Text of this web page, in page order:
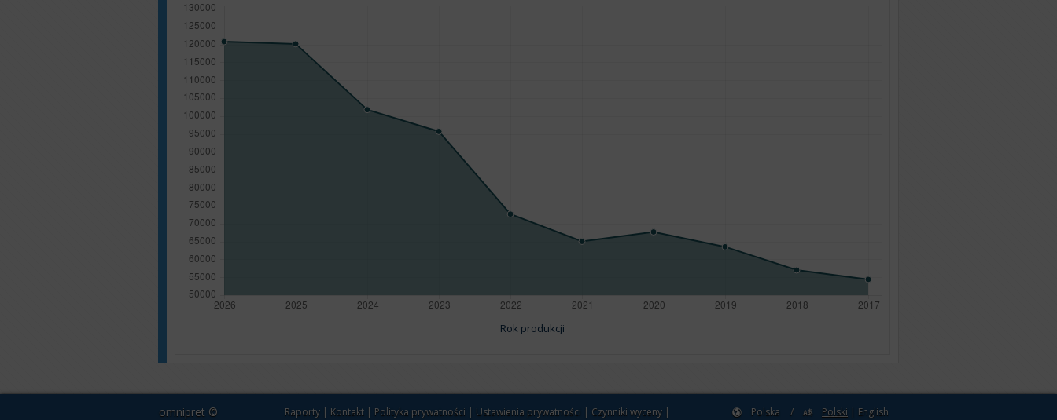
Rok produkcji
omnipret © Raporty | Kontakt | Polityka prywatności | Ustawienia prywatności | Czynniki wyceny | Polska / Polski | English